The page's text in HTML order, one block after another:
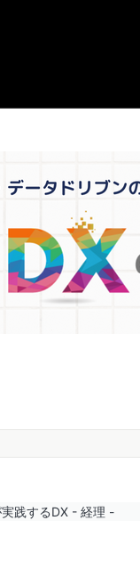
践するDX - 経理 -